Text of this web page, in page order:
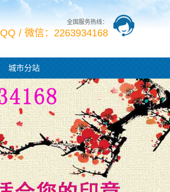
全国服务热线：
QQ / 微信：2263934168
城市分站